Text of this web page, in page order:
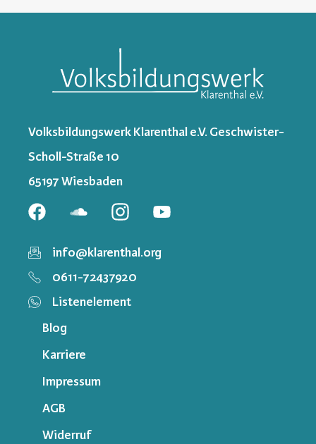
Volksbildungswerk Klarenthal e.V. Geschwister-
Scholl-Straße 10
65197 Wiesbaden
info@klarenthal.org
0611-72437920
Listenelement
Blog
Karriere
Impressum
AGB
Widerruf